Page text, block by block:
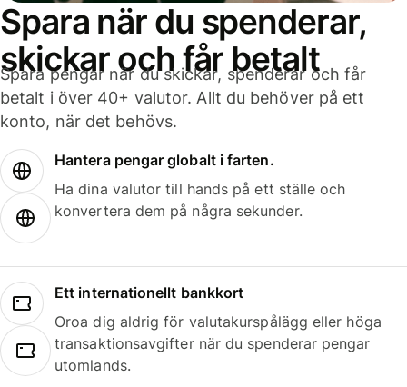
Spara när du spenderar,
skickar och får betalt
Spara pengar när du skickar, spenderar och får
betalt i över 40+ valutor. Allt du behöver på ett
konto, när det behövs.
Hantera pengar globalt i farten.
Ha dina valutor till hands på ett ställe och
konvertera dem på några sekunder.
Ett internationellt bankkort
Oroa dig aldrig för valutakurspålägg eller höga
transaktionsavgifter när du spenderar pengar
utomlands.